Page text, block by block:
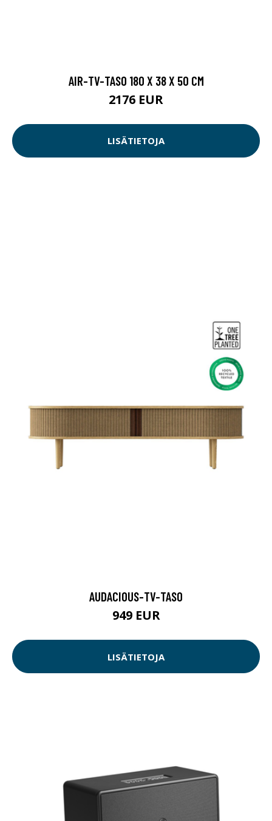
AIR-TV-TASO 180 X 38 X 50 CM
2176 EUR
LISÄTIETOJA
AUDACIOUS-TV-TASO
949 EUR
LISÄTIETOJA